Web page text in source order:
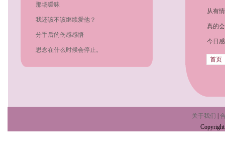
那场暧昧
我还该不该继续爱他？
分手后的伤感感悟
思念在什么时候会停止。
从有
真的
的所
今日
首页
关于我们